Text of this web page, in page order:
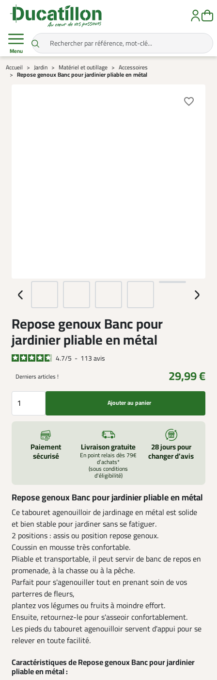
Menu
Accueil Jardin Matériel et outillage Accessoires
Repose genoux Banc pour jardinier pliable en métal
favorite_border
Repose genoux Banc pour
jardinier pliable en métal
4.7/5 - 113avis
Derniers articles ! 29,99 €
Ajouter au panier
Paiement
sécurisé
Livraison gratuite
En point relais dès 79€
d’achats*
(sous conditions
d'éligibilité)
28 jours pour
changer d’avis
Repose genoux Banc pour jardinier pliable en métal
Ce tabouret agenouilloir de jardinage en métal est solide
et bien stable pour jardiner sans se fatiguer.
2 positions : assis ou position repose genoux.
Coussin en mousse très confortable.
Pliable et transportable, il peut servir de banc de repos en
promenade, à la chasse ou à la pêche.
Parfait pour s'agenouiller tout en prenant soin de vos
parterres de fleurs,
plantez vos légumes ou fruits à moindre effort.
Ensuite, retournez-le pour s'asseoir confortablement.
Les pieds du tabouret agenouilloir servent d'appui pour se
relever en toute facilité.
Caractéristiques de Repose genoux Banc pour jardinier
pliable en métal :